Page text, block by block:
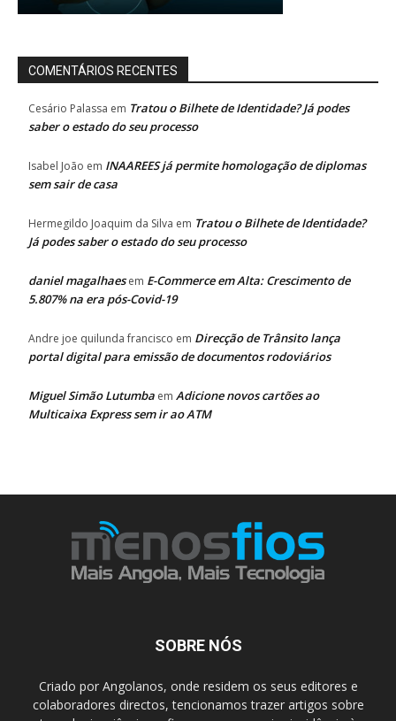
COMENTÁRIOS RECENTES
Cesário Palassa em Tratou o Bilhete de Identidade? Já podes
saber o estado do seu processo
Isabel João em INAAREES já permite homologação de diplomas
sem sair de casa
Hermegildo Joaquim da Silva em Tratou o Bilhete de Identidade?
Já podes saber o estado do seu processo
daniel magalhaesem E-Commerce em Alta: Crescimento de
5.807% na era pós-Covid-19
Andre joe quilunda francisco em Direcção de Trânsito lança
portal digital para emissão de documentos rodoviários
Miguel Simão Lutumba em Adicione novos cartões ao
Multicaixa Express sem ir ao ATM
SOBRE NÓS
Criado por Angolanos, onde residem os seus editores e
colaboradores directos, tencionamos trazer artigos sobre